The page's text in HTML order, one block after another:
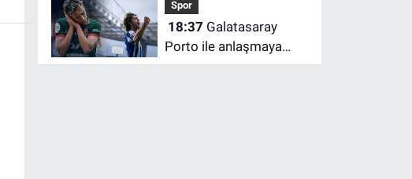
Çarpıştı
Spor
18:37
Porto ile anlaşmaya
vardı! Rodrigo Mora